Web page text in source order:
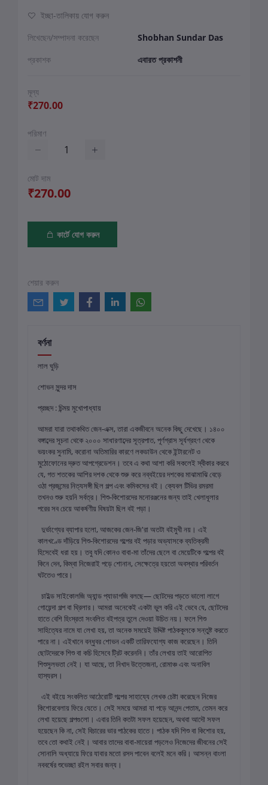
ইচ্ছা-তালিকায় যোগ করুন
লিখেছেন/সম্পাদনা করেছেন
Shobhan Sundar Das
প্রকাশক
এবারত প্রকাশনী
মূল্য
₹270.00
পরিমাণ
মোট দাম
₹270.00
কার্টে যোগ করুন
শেয়ার করুন
বর্ণনা
লাল ঘুড়ি
শোভন সুন্দর দাস
প্রচ্ছদ : চিন্ময় মুখোপাধ্যায়
আমরা যারা তথাকথিত জেন-এক্স, তারা একজীবনে অনেক কিছু দেখেছে। ১৪০০
বঙ্গাব্দের সূচনা থেকে ২০০০ সাধারণাব্দের সূত্রপাত, পূর্ণগ্রাস সূর্যগ্রহণ থেকে
ভয়ংকর সুনামি, করোনা অতিমারির কারণে লকডাউন থেকে ইন্টারনেট ও
মুঠোফোনের দ্রুত আপগ্রেডেশন। তবে এ কথা আশা করি সকলেই স্বীকার করবে
যে, গত শতকের আশির দশক থেকে শুরু করে নব্বইয়ের দশকের মাঝামাঝি বেড়ে
ওঠা প্রজন্মের নিত্যসঙ্গী ছিল গল্প এবং কমিকসের বই। ক্যেবল টিভির রমরমা
তখনও শুরু হয়নি সর্বত্র। শিশু-কিশোরদের মনোরঞ্জনের জন্য তাই খেলাধূলার
পরের সব চেয়ে আকর্ষণীয় বিষয়টা ছিল বই পড়া।
দুর্ভাগ্যের ব্যাপার হলো, আজকের জেন-জি'রা অতটা বইমুখী নয়। এই
কালখণ্ডে দাঁড়িয়ে শিশু-কিশোরদের গল্পের বই পড়ার অভ্যাসকে ব্যতিক্রমী
হিসেবেই ধরা হয়। তবু যদি কোনও বাবা-মা তাঁদের ছেলে বা মেয়েটিকে গল্পের বই
কিনে দেন, কিম্বা নিজেরাই পড়ে শোনান, সেক্ষেত্রে হয়তো অবস্থার পরিবর্তন
ঘটতেও‌ পারে।
চাইল্ড সাইকোলজি অ্যান্ড প্যাডাগজি বলছে— ছোটদের পড়তে ভালো লাগে
গোয়েন্দা গল্প বা থ্রিলার। আমরা অনেকেই একটা ভুল করি এই ভেবে যে, ছোটদের
হাতে বেশি হিংস্রতা সংবলিত বইপত্র তুলে দেওয়া উচিত নয়। ফলে শিশু
সাহিত্যের নামে যা লেখা হয়, তা অনেক সময়েই উদ্দিষ্ট পাঠককূলকে সন্তুষ্ট করতে
পারে না। এইখানে বন্ধুবর শোভন একটি তারিফযোগ্য কাজ করেছেন। তিনি
ছোটদেরকে শিশু‌ বা কচি হিসেবে ট্রিট করেননি। তাঁর লেখায় তাই আরোপিত
শিশুসুলভতা নেই। যা আছে, তা নিখাদ উত্তেজনা, রোমাঞ্চ এবং অনাবিল
হাস্যরস।
এই বইয়ে সংকলিত আঠেরোটি গল্পের সাহায্যে লেখক চেষ্টা করেছেন নিজের
কিশোরবেলায় ফিরে যেতে। সেই সময়ে আমরা যা পড়ে আনন্দ পেতাম, তেমন করে
লেখা হয়েছে গল্পগুলো। এবার তিনি কতটা সফল হয়েছেন, অথবা আদৌ সফল
হয়েছেন কি না, সেই বিচারের ভার পাঠকের হাতে। পাঠক যদি শিশু বা কিশোর হয়,
তবে তো কথাই নেই। আবার তাদের বাবা-মায়েরা পড়লেও নিজেদের জীবনের সেই
সোনালি অধ্যায়ে ফিরে যাবার মতো রসদ পাবেন বলেই মনে করি। আসন্ন বাংলা
নববর্ষের শুভেচ্ছা রইল সবার জন্য।